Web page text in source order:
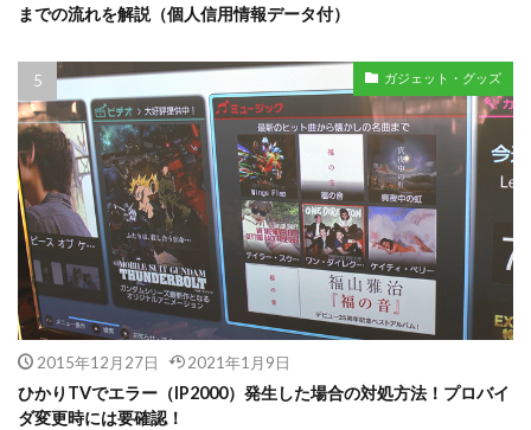
までの流れを解説（個人信用情報データ付）
ガジェット・グッズ
2015年12月27日 2021年1月9日
ひかりTVでエラー（IP2000）発生した場合の対処方法！プロバイ
ダ変更時には要確認！